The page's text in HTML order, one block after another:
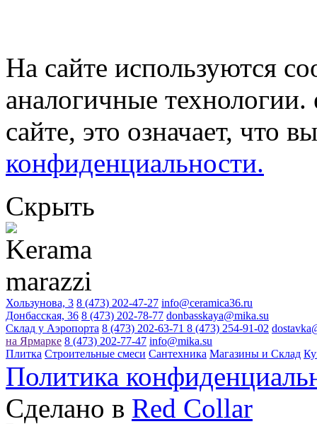
На сайте используются
аналогичные
сайте, это означает, что
конфиденциальности.
Скрыть
Хользунова, 3 8 (473) 202-47-27 info@ceramica36.ru
Донбасская, 36 8 (473) 202-78-77 donbasskaya@mika.su
Склад у Аэропорта 8 (473) 202-63-71 8 (473) 254-91-02
на Ярмарке 8 (473) 202-77-47 info@mika.su
Плитка Строительные смеси Сантехника Магазины и Склад
Политика
Сделано в Red Collar